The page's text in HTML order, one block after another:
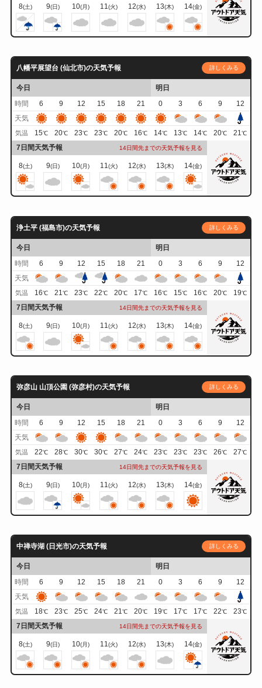
8(土) 9(日) 10(月) 11(火) 12(水) 13(木) 14(金)
八幡平展望台 (仙北市)の天気予報 詳しくみる
今日
明日
時間
6 9 12 15 18 21 0 3 6 9
12
天気
気温 15℃ 20℃ 23℃ 23℃ 20℃ 16℃ 14℃ 13℃ 14℃ 20℃ 21℃
7日間天気予報 14日間先までの天気予報を見る
8(土) 9(日) 10(月) 11(火) 12(水) 13(木) 14(金)
浄土平 (福島市)の天気予報 詳しくみる
今日
明日
時間
6 9 12 15 18 21 0 3 6 9
12
天気
気温 16℃ 21℃ 23℃ 22℃ 20℃ 17℃ 16℃ 15℃ 16℃ 20℃ 19℃
7日間天気予報 14日間先までの天気予報を見る
8(土) 9(日) 10(月) 11 (火) 12(水) 13(木) 14(金)
弥彦山 山頂公園 (弥彦村)の天気予報 詳しくみる
今日
明日
時間
6 9 12 15 18 21 0 3 6 9
12
天気
気温 22℃ 28℃ 30℃ 30℃ 27℃ 24℃ 23℃ 23℃ 23℃ 26℃ 27℃
7日間天気予報 14日間先までの天気予報を見る
8(土) 9(日) 10(月) 11(火) 12(水) 13(木) 14(金)
中禅寺湖 (日光市)の天気予報 詳しくみる
今日
明日
時間
6 9 12 15 18 21 0 3 6 9
12
天気
気温 18℃ 23℃ 25℃ 24℃ 21℃ 20℃ 19℃ 17℃ 17℃ 22℃ 23℃
7日間天気予報 14日間先までの天気予報を見る
8(土) 9(日) 10(月) 11(火) 12(水) 13(木) 14(金)